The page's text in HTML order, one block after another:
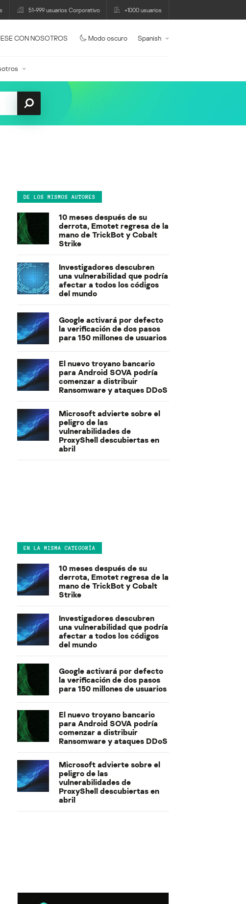
51-999 usuarios Corporativo +1000 usuarios
CON NOSOTROS Modo oscuro Spanish
DE LOS MISMOS AUTORES
10 meses después de su
derrota, Emotet regresa de la
mano de TrickBot y Cobalt
Strike
Investigadores descubren
una vulnerabilidad que podría
afectar a todos los códigos
del mundo
Google activará por defecto
la verificación de dos pasos
para 150 millones de usuarios
El nuevo troyano bancario
para Android SOVA podría
comenzar a distribuir
Ransomware y ataques DDoS
Microsoft advierte sobre el
peligro de las
vulnerabilidades de
ProxyShell descubiertas en
abril
EN LA MISMA CATEGORÍA
10 meses después de su
derrota, Emotet regresa de la
mano de TrickBot y Cobalt
Strike
Investigadores descubren
una vulnerabilidad que podría
afectar a todos los códigos
del mundo
Google activará por defecto
la verificación de dos pasos
para 150 millones de usuarios
El nuevo troyano bancario
para Android SOVA podría
comenzar a distribuir
Ransomware y ataques DDoS
Microsoft advierte sobre el
peligro de las
vulnerabilidades de
ProxyShell descubiertas en
abril